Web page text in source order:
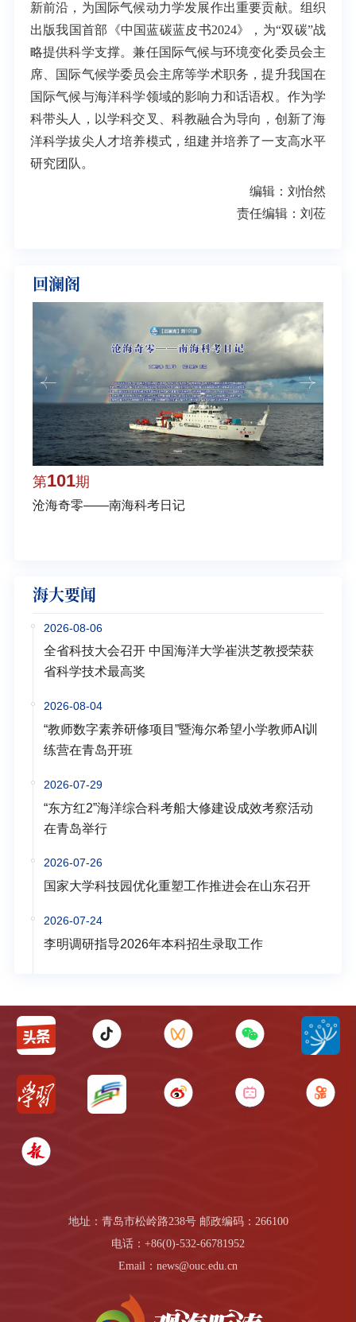
新前沿，为国际气候动力学发展作出重要贡献。组织
出版我国首部《中国蓝碳蓝皮书2024》，为“双碳”战
略提供科学支撑。兼任国际气候与环境变化委员会主
席、国际气候学委员会主席等学术职务，提升我国在
国际气候与海洋科学领域的影响力和话语权。作为学
科带头人，以学科交叉、科教融合为导向，创新了海
洋科学拔尖人才培养模式，组建并培养了一支高水平
研究团队。
编辑：刘怡然
责任编辑：刘莅
回澜阁
第101期
沧海奇零——南海科考日记
海大要闻
2026-08-06
全省科技大会召开 中国海洋大学崔洪芝教授荣获
省科学技术最高奖
2026-08-04
“教师数字素养研修项目”暨海尔希望小学教师AI训
练营在青岛开班
2026-07-29
“东方红2”海洋综合科考船大修建设成效考察活动
在青岛举行
2026-07-26
国家大学科技园优化重塑工作推进会在山东召开
2026-07-24
李明调研指导2026年本科招生录取工作
地址：青岛市松岭路238号 邮政编码：266100
电话：+86(0)-532-66781952
Email：news@ouc.edu.cn